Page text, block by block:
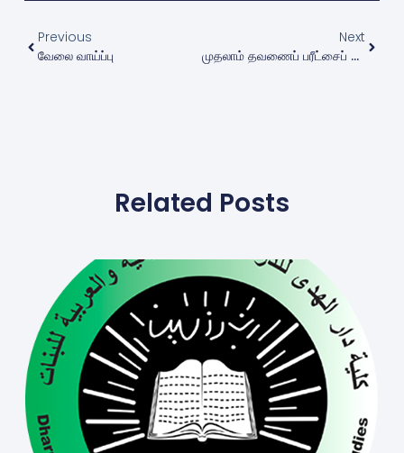
Previous
வேலை வாய்ப்பு
Next
முதலாம் தவணைப் பரீட்சைப் பெறுபேறுகள் வெளியிடப்பட்டுள்ளன
Related Posts